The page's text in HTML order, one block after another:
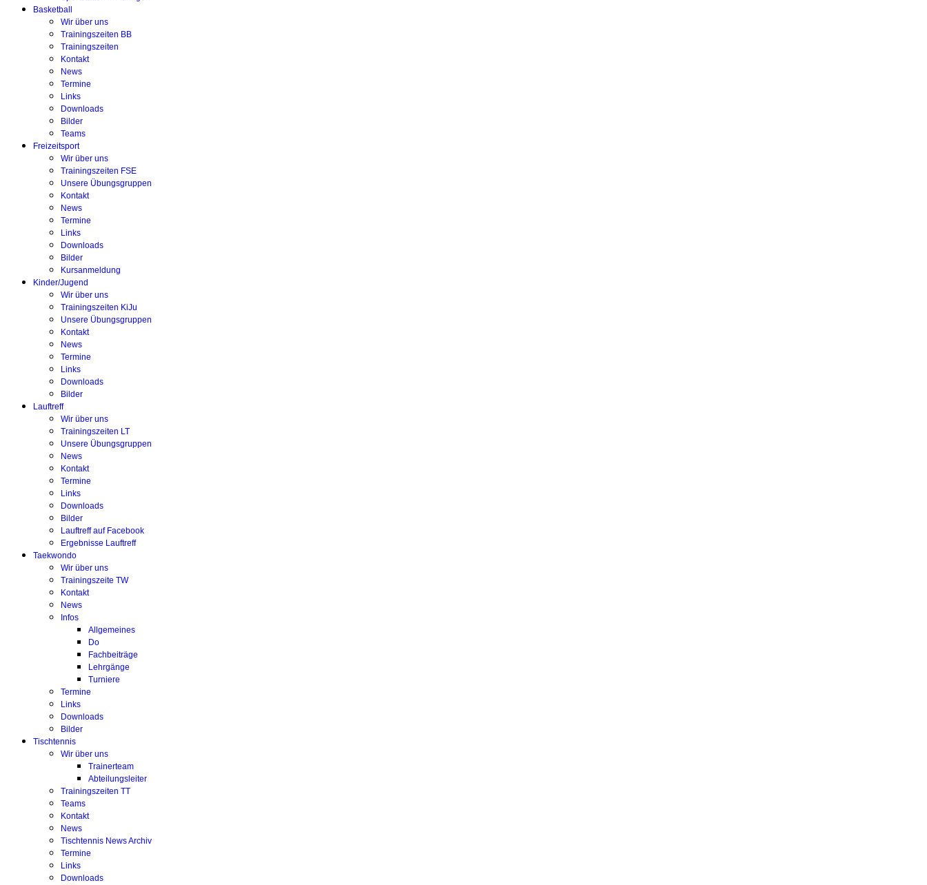
Basketball
Wir über uns
Trainingszeiten BB
Trainingszeiten
Kontakt
News
Termine
Links
Downloads
Bilder
Teams
Freizeitsport
Wir über uns
Trainingszeiten FSE
Unsere Übungsgruppen
Kontakt
News
Termine
Links
Downloads
Bilder
Kursanmeldung
Kinder/Jugend
Wir über uns
Trainingszeiten KiJu
Unsere Übungsgruppen
Kontakt
News
Termine
Links
Downloads
Bilder
Lauftreff
Wir über uns
Trainingszeiten LT
Unsere Übungsgruppen
News
Kontakt
Termine
Links
Downloads
Bilder
Lauftreff auf Facebook
Ergebnisse Lauftreff
Taekwondo
Wir über uns
Trainingszeite TW
Kontakt
News
Infos
Allgemeines
Do
Fachbeiträge
Lehrgänge
Turniere
Termine
Links
Downloads
Bilder
Tischtennis
Wir über uns
Trainerteam
Abteilungsleiter
Trainingszeiten TT
Teams
Kontakt
News
Tischtennis News Archiv
Termine
Links
Downloads